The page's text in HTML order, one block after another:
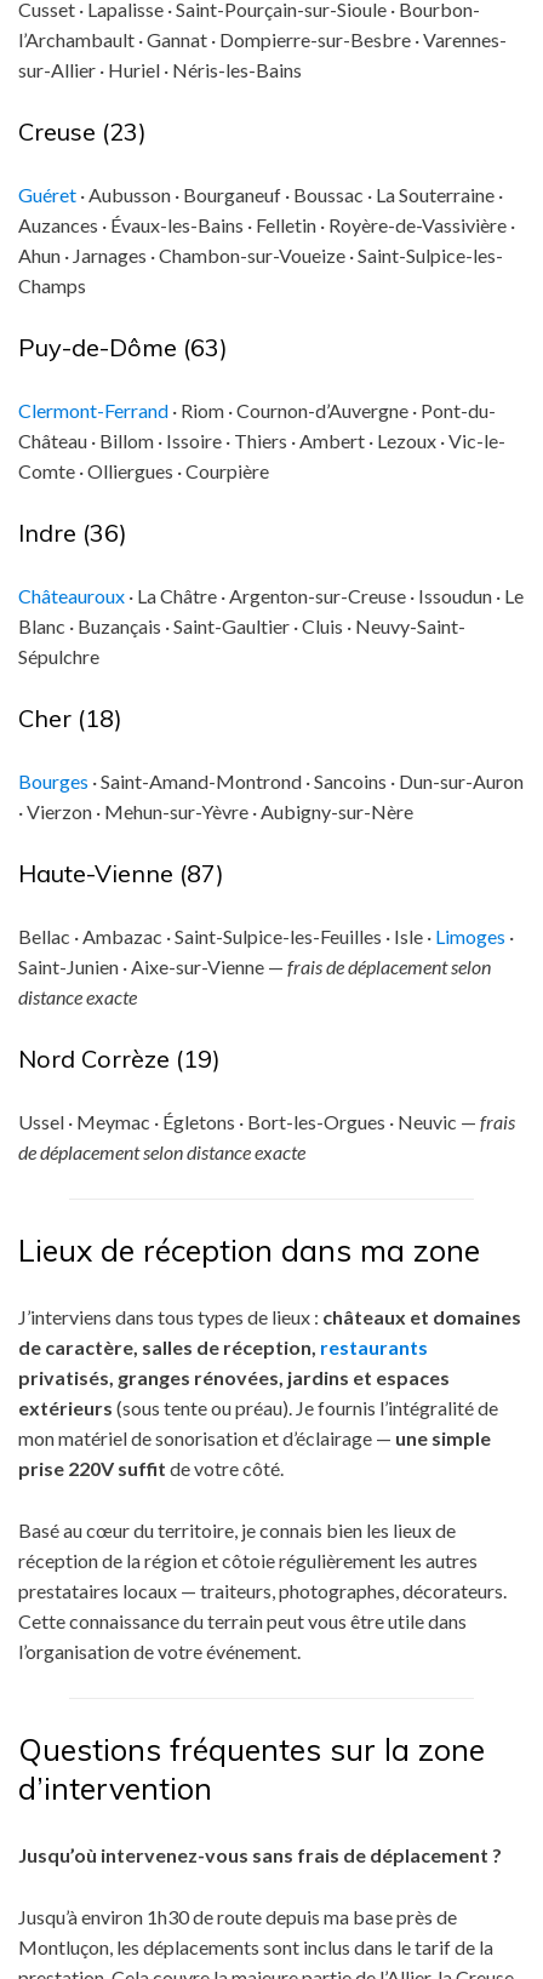
Cusset · Lapalisse · Saint-Pourçain-sur-Sioule · Bourbon-
l’Archambault · Gannat · Dompierre-sur-Besbre · Varennes-
sur-Allier · Huriel · Néris-les-Bains
Creuse (23)
Guéret · Aubusson · Bourganeuf · Boussac · La Souterraine ·
Auzances · Évaux-les-Bains · Felletin · Royère-de-Vassivière ·
Ahun · Jarnages · Chambon-sur-Voueize · Saint-Sulpice-les-
Champs
Puy-de-Dôme (63)
Clermont-Ferrand · Riom · Cournon-d’Auvergne · Pont-du-
Château · Billom · Issoire · Thiers · Ambert · Lezoux · Vic-le-
Comte · Olliergues · Courpière
Indre (36)
Châteauroux · La Châtre · Argenton-sur-Creuse · Issoudun · Le
Blanc · Buzançais · Saint-Gaultier · Cluis · Neuvy-Saint-
Sépulchre
Cher (18)
Bourges · Saint-Amand-Montrond · Sancoins · Dun-sur-Auron
· Vierzon · Mehun-sur-Yèvre · Aubigny-sur-Nère
Haute-Vienne (87)
Bellac · Ambazac · Saint-Sulpice-les-Feuilles · Isle · Limoges ·
Saint-Junien · Aixe-sur-Vienne — frais de déplacement selon
distance exacte
Nord Corrèze (19)
Ussel · Meymac · Égletons · Bort-les-Orgues · Neuvic — frais
de déplacement selon distance exacte
Lieux de réception dans ma zone
J’interviens dans tous types de lieux : châteaux et domaines
de caractère, salles de réception, restaurants
privatisés, granges rénovées, jardins et espaces
extérieurs (sous tente ou préau). Je fournis l’intégralité de
mon matériel de sonorisation et d’éclairage — une simple
prise 220V suffit de votre côté.
Basé au cœur du territoire, je connais bien les lieux de
réception de la région et côtoie régulièrement les autres
prestataires locaux — traiteurs, photographes, décorateurs.
Cette connaissance du terrain peut vous être utile dans
l’organisation de votre événement.
Questions fréquentes sur la zone
d’intervention
Jusqu’où intervenez-vous sans frais de déplacement ?
Jusqu’à environ 1h30 de route depuis ma base près de
Montluçon, les déplacements sont inclus dans le tarif de la